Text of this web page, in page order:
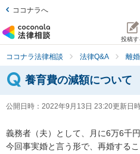
ココナラへ
投稿す
ココナラ法律相談 法律Q&A 離
養育費の減額について
公開日時： 2022年9月13日 23:20更新日
義務者（夫）として、月に6万6千
今回事実婚と言う形で、再婚する